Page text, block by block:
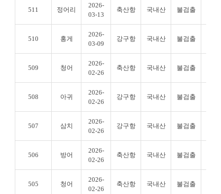
511 정어리
2026-
03-13
축산항 국내산 불검출
510 홍게
2026-
03-09
강구항 국내산 불검출
509 청어
2026-
02-26
축산항 국내산 불검출
508 아귀
2026-
02-26
강구항 국내산 불검출
507 삼치
2026-
02-26
강구항 국내산 불검출
506 방어
2026-
02-26
축산항 국내산 불검출
505 청어
2026-
02-26
축산항 국내산 불검출